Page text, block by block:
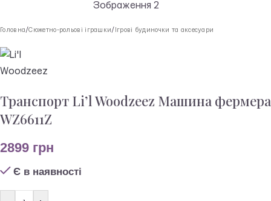
Головна /Сюжетно-рольові іграшки / Ігрові будиночки та аксесуари
Транспорт Li’l Woodzeez Машина фермера
WZ6611Z
2899 грн
Є в наявності